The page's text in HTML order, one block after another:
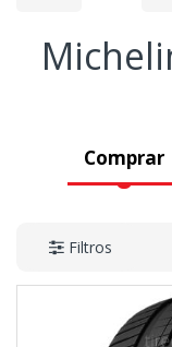
Comprar
Filtros